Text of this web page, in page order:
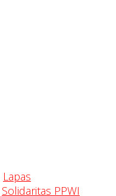
Lapas
Solidaritas PPWI